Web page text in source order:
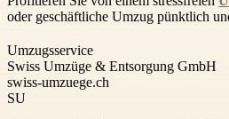
oder geschäftliche Umzug pünktlich
Umzugsservice
Swiss Umzüge & Entsorgung GmbH
swiss-umzuege.ch
SU